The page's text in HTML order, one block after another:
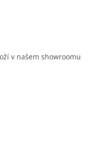
v našem showroomu